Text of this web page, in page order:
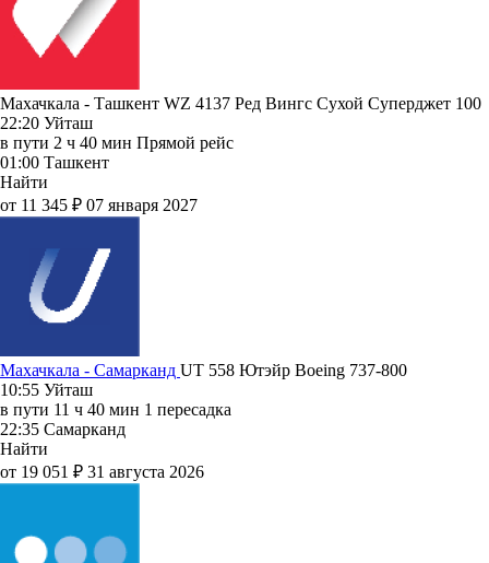
Махачкала - Ташкент WZ 4137 Ред Вингс Сухой Суперджет 100
22:20 Уйташ
в пути 2 ч 40 мин Прямой рейс
01:00 Ташкент
Найти
от 11 345 ₽ 07 января 2027
Махачкала - Самарканд UT 558 Ютэйр Boeing 737-800
10:55 Уйташ
в пути 11 ч 40 мин 1 пересадка
22:35 Самарканд
Найти
от 19 051 ₽ 31 августа 2026